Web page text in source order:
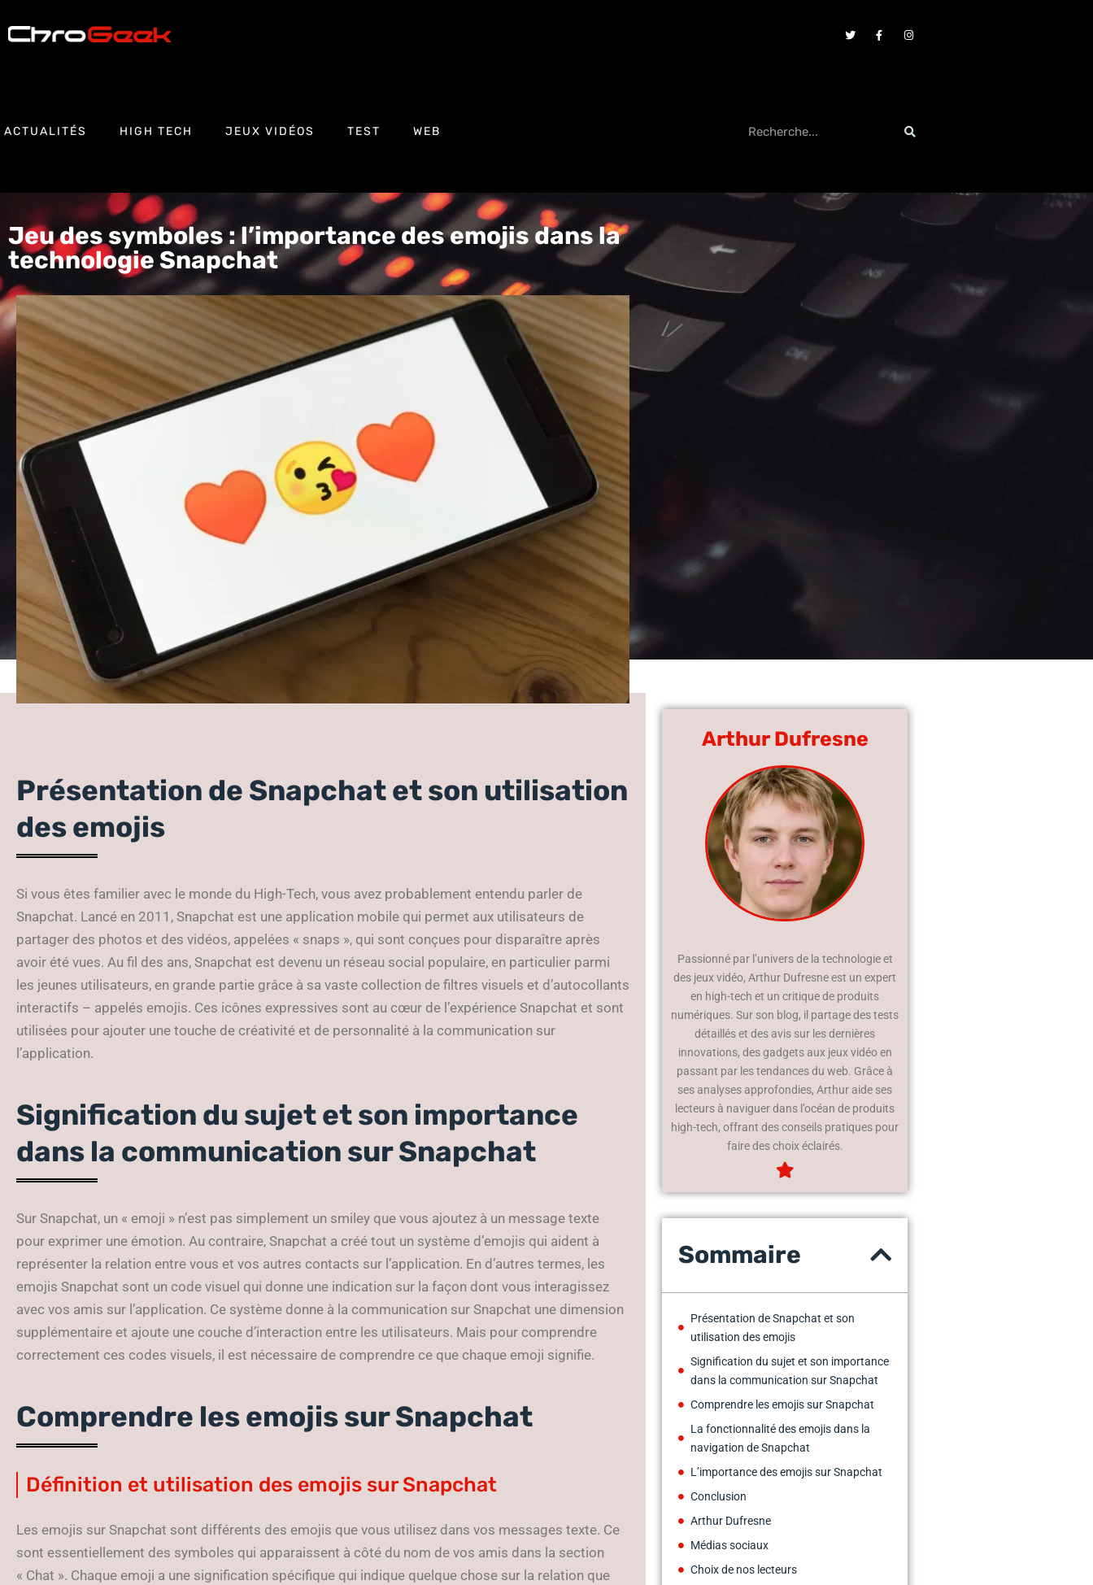
ACTUALITÉS HIGH TECH JEUX VIDÉOS TEST WEB
Jeu des symboles : l’importance des emojis dans la
technologie Snapchat
Présentation de Snapchat et son utilisation
des emojis
Si vous êtes familier avec le monde du High-Tech, vous avez probablement entendu parler de
Snapchat. Lancé en 2011, Snapchat est une application mobile qui permet aux utilisateurs de
partager des photos et des vidéos, appelées « snaps », qui sont conçues pour disparaître après
avoir été vues. Au fil des ans, Snapchat est devenu un réseau social populaire, en particulier parmi
les jeunes utilisateurs, en grande partie grâce à sa vaste collection de filtres visuels et d’autocollants
interactifs – appelés emojis. Ces icônes expressives sont au cœur de l’expérience Snapchat et sont
utilisées pour ajouter une touche de créativité et de personnalité à la communication sur
l’application.
Signification du sujet et son importance
dans la communication sur Snapchat
Sur Snapchat, un « emoji » n’est pas simplement un smiley que vous ajoutez à un message texte
pour exprimer une émotion. Au contraire, Snapchat a créé tout un système d’emojis qui aident à
représenter la relation entre vous et vos autres contacts sur l’application. En d’autres termes, les
emojis Snapchat sont un code visuel qui donne une indication sur la façon dont vous interagissez
avec vos amis sur l’application. Ce système donne à la communication sur Snapchat une dimension
supplémentaire et ajoute une couche d’interaction entre les utilisateurs. Mais pour comprendre
correctement ces codes visuels, il est nécessaire de comprendre ce que chaque emoji signifie.
Comprendre les emojis sur Snapchat
Définition et utilisation des emojis sur Snapchat
Les emojis sur Snapchat sont différents des emojis que vous utilisez dans vos messages texte. Ce
sont essentiellement des symboles qui apparaissent à côté du nom de vos amis dans la section
« Chat ». Chaque emoji a une signification spécifique qui indique quelque chose sur la relation que
Arthur Dufresne
Passionné par l’univers de la technologie et
des jeux vidéo, Arthur Dufresne est un expert
en high-tech et un critique de produits
numériques. Sur son blog, il partage des tests
détaillés et des avis sur les dernières
innovations, des gadgets aux jeux vidéo en
passant par les tendances du web. Grâce à
ses analyses approfondies, Arthur aide ses
lecteurs à naviguer dans l’océan de produits
high-tech, offrant des conseils pratiques pour
faire des choix éclairés.
Sommaire
Présentation de Snapchat et son
utilisation des emojis
Signification du sujet et son importance
dans la communication sur Snapchat
Comprendre les emojis sur Snapchat
La fonctionnalité des emojis dans la
navigation de Snapchat
L’importance des emojis sur Snapchat
Conclusion
Arthur Dufresne
Médias sociaux
Choix de nos lecteurs